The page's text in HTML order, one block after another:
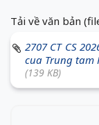
Tải về văn bản
2707 CT CS
cua Trung tam
(139 KB)